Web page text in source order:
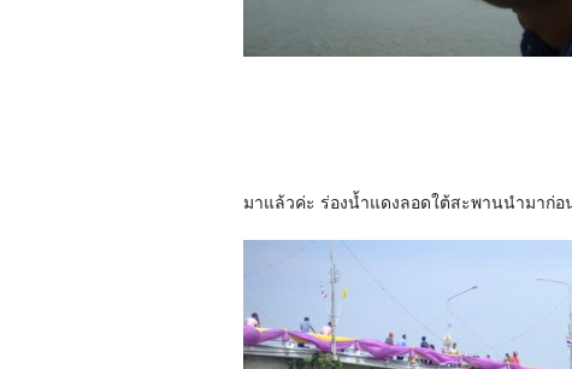
มาแล้วค่ะ ร่องน้ำแดงลอดใต้สะพานนำมาก่อ